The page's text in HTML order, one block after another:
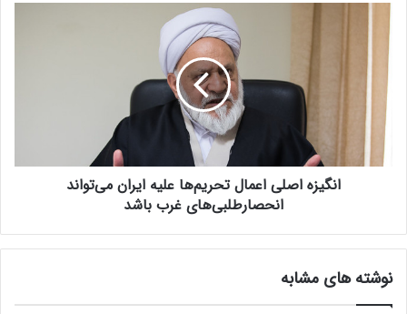
ت
ص
م
ی
م
ت
د
ب
ا
ن
گ
ی
ص
ل
انگیزه اصلی اعمال تحریم‌ها علیه ایران می‌تواند
انحصارطلبی‌های غرب باشد
نوشته های مشابه